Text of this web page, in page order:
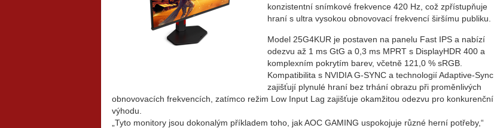
konzistentní snímkové frekvence 420 Hz, což zpřístupňuje
hraní s ultra vysokou obnovovací frekvencí širšímu publiku.
Model 25G4KUR je postaven na panelu Fast IPS a nabízí
odezvu až 1 ms GtG a 0,3 ms MPRT s DisplayHDR 400 a
komplexním pokrytím barev, včetně 121,0 % sRGB.
Kompatibilita s NVIDIA G-SYNC a technologií Adaptive-Sync
zajišťují plynulé hraní bez trhání obrazu při proměnlivých
obnovovacích frekvencích, zatímco režim Low Input Lag zajišťuje okamžitou odezvu pro konkurenční
výhodu.
„Tyto monitory jsou dokonalým příkladem toho, jak AOC GAMING uspokojuje různé herní potřeby,“